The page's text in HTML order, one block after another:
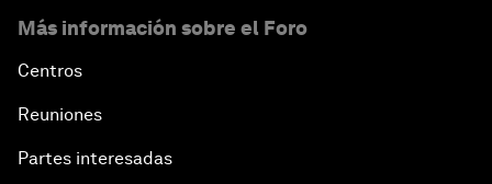
Más información sobre el Foro
Centros
Reuniones
Partes interesadas